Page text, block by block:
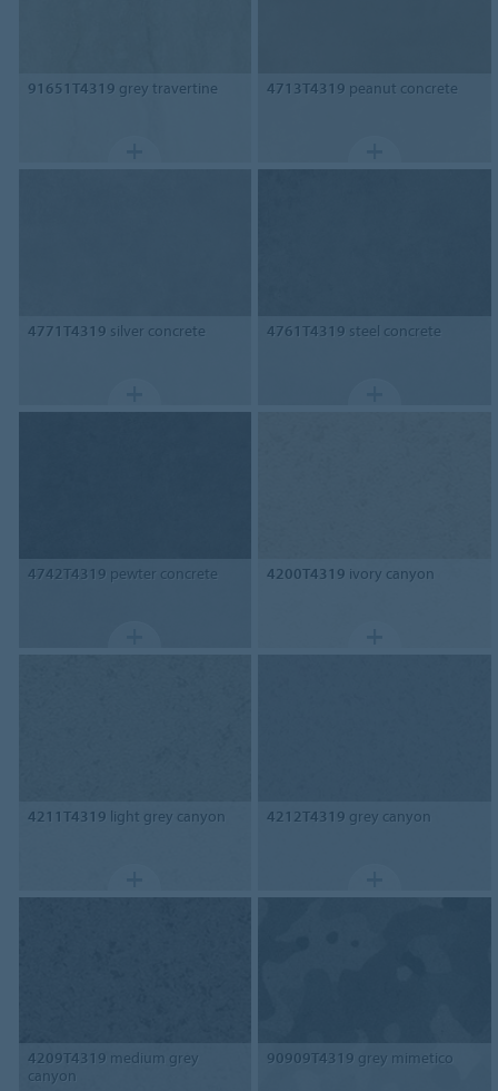
91651T4319 grey travertine 4713T4319 peanut concrete
4771T4319 silver concrete 4761T4319 steel concrete
4742T4319 pewter concrete 4200T4319 ivory canyon
4211T4319 light grey canyon 4212T4319 grey canyon
4209T4319 medium grey
canyon
90909T4319 grey mimetico